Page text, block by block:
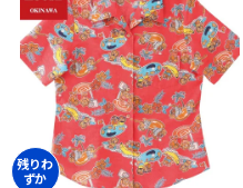
残りわ
ずか